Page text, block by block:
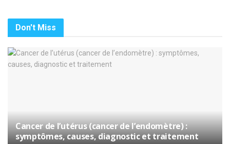
Don't Miss
Cancer de l’utérus (cancer de l’endomètre) :
symptômes, causes, diagnostic et traitement